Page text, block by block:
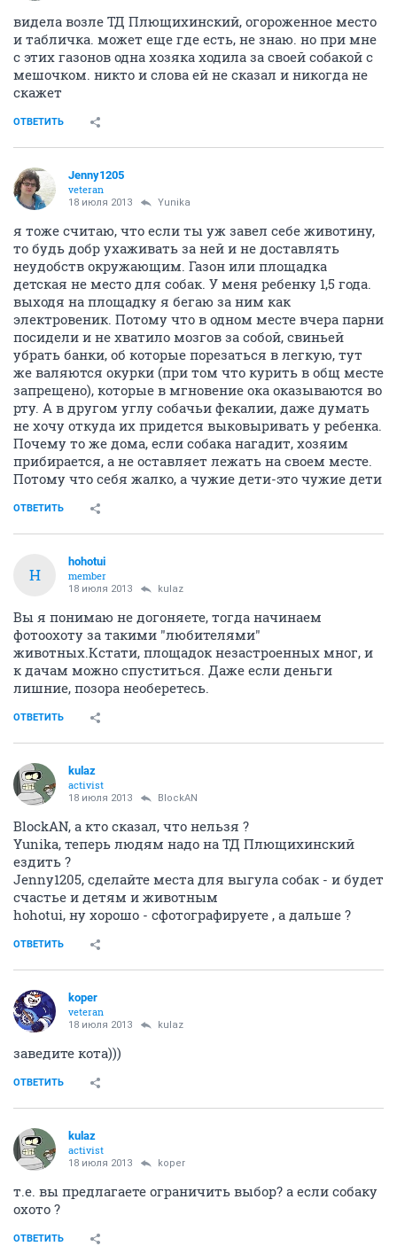
видела возле ТД Плющихинский, огороженное место
и табличка. может еще где есть, не знаю. но при мне
с этих газонов одна хозяка ходила за своей собакой с
мешочком. никто и слова ей не сказал и никогда не
скажет
ОТВЕТИТЬ
Jenny1205
veteran
18 июля 2013 Yunika
я тоже считаю, что если ты уж завел себе животину,
то будь добр ухаживать за ней и не доставлять
неудобств окружающим. Газон или площадка
детская не место для собак. У меня ребенку 1,5 года.
выходя на площадку я бегаю за ним как
электровеник. Потому что в одном месте вчера парни
посидели и не хватило мозгов за собой, свиньей
убрать банки, об которые порезаться в легкую, тут
же валяются окурки (при том что курить в общ месте
запрещено), которые в мгновение ока оказываются во
рту. А в другом углу собачьи фекалии, даже думать
не хочу откуда их придется выковыривать у ребенка.
Почему то же дома, если собака нагадит, хозяим
прибирается, а не оставляет лежать на своем месте.
Потому что себя жалко, а чужие дети-это чужие дети
ОТВЕТИТЬ
H
hohotui
member
18 июля 2013 kulaz
Вы я понимаю не догоняете, тогда начинаем
фотоохоту за такими "любителями"
животных.Кстати, площадок незастроенных мног, и
к дачам можно спуститься. Даже если деньги
лишние, позора необеретесь.
ОТВЕТИТЬ
kulaz
activist
18 июля 2013 BlockAN
BlockAN, а кто сказал, что нельзя ?
Yunika, теперь людям надо на ТД Плющихинский
ездить ?
Jenny1205, сделайте места для выгула собак - и будет
счастье и детям и животным
hohotui, ну хорошо - сфотографируете , а дальше ?
ОТВЕТИТЬ
koper
veteran
18 июля 2013 kulaz
заведите кота)))
ОТВЕТИТЬ
kulaz
activist
18 июля 2013 koper
т.е. вы предлагаете ограничить выбор? а если собаку
охото ?
ОТВЕТИТЬ